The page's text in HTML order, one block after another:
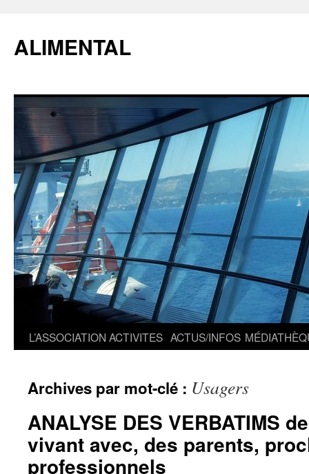
ALIMENTAL
L’ASSOCIATION ACTIVITES ACTUS/INFOS
Archives par mot-clé : Usagers
ANALYSE DES VERBATIMS
vivant avec, des parents,
professionnels